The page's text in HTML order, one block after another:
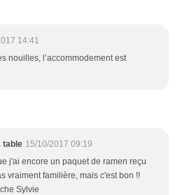
14:41
nouilles, l’accommodement est
table 15/10/2017 09:19
j'ai encore un paquet de ramen reçu
vraiment familière, mais c'est bon !!
Sylvie